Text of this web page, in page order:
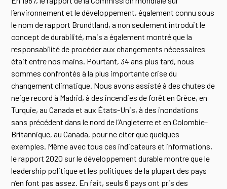
l’environnement et le développement, également connu sous
le nom de rapport Brundtland, a non seulement introduit le
concept de durabilité, mais a également montré que la
responsabilité de procéder aux changements nécessaires
était entre nos mains. Pourtant, 34 ans plus tard, nous
sommes confrontés à la plus importante crise du
changement climatique. Nous avons assisté à des chutes de
neige record à Madrid, à des incendies de forêt en Grèce, en
Turquie, au Canada et aux États-Unis, à des inondations
sans précédent dans le nord de l’Angleterre et en Colombie-
Britannique, au Canada, pour ne citer que quelques
exemples. Même avec tous ces indicateurs et informations,
le rapport 2020 sur le développement durable montre que le
leadership politique et les politiques de la plupart des pays
n’en font pas assez. En fait, seuls 6 pays ont pris des